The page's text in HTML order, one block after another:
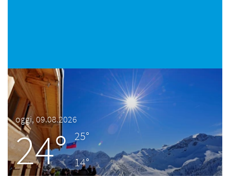
oggi, 09.08.2026
24° 25°
14°